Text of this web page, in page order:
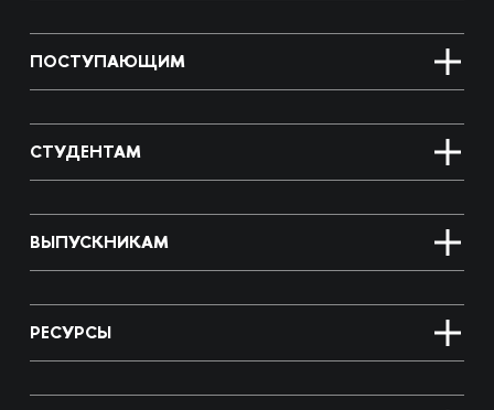
ПОСТУПАЮЩИМ
СТУДЕНТАМ
ВЫПУСКНИКАМ
РЕСУРСЫ